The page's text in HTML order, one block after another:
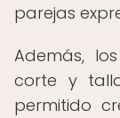
parejas
Además,
corte y
permitido